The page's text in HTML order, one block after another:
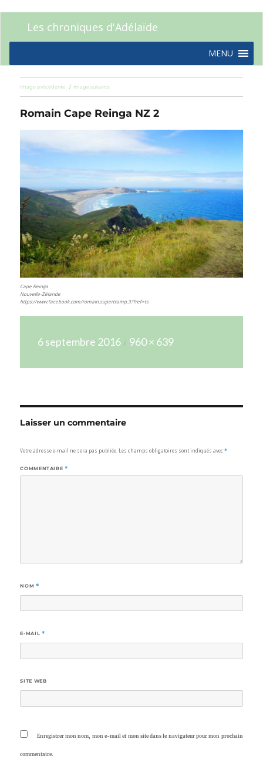
Les chroniques d'Adélaïde
MENU
Image précédente Image suivante
Romain Cape Reinga NZ 2
Cape Reinga
Nouvelle-Zélande
https://www.facebook.com/romain.supertramp.3?fref=ts
le
6 septembre 2016
réelle
960 × 639
Laisser un commentaire
Votre adresse e-mail ne sera pas publiée. Les champs obligatoires sont indiqués avec*
COMMENTAIRE *
NOM *
E-MAIL *
SITE WEB
Enregistrer mon nom, mon e-mail et mon site dans le navigateur pour mon prochain
commentaire.